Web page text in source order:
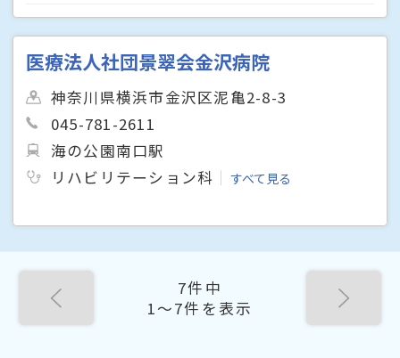
医療法人社団景翠会金沢病院
神奈川県横浜市金沢区泥亀2-8-3
045-781-2611
海の公園南口駅
リハビリテーション科
すべて見る
7件中
1〜7件を表示